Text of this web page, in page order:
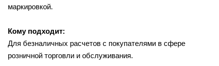
маркировкой.
Кому подходит:
Для безналичных расчетов с покупателями в сфере
розничной торговли и обслуживания.